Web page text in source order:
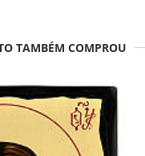
TAMBÉM COMPROU